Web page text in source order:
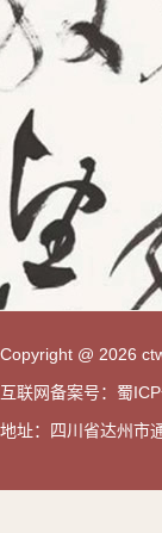
Copyright @ 2026
互联网备案号：蜀
地址：四川省达州